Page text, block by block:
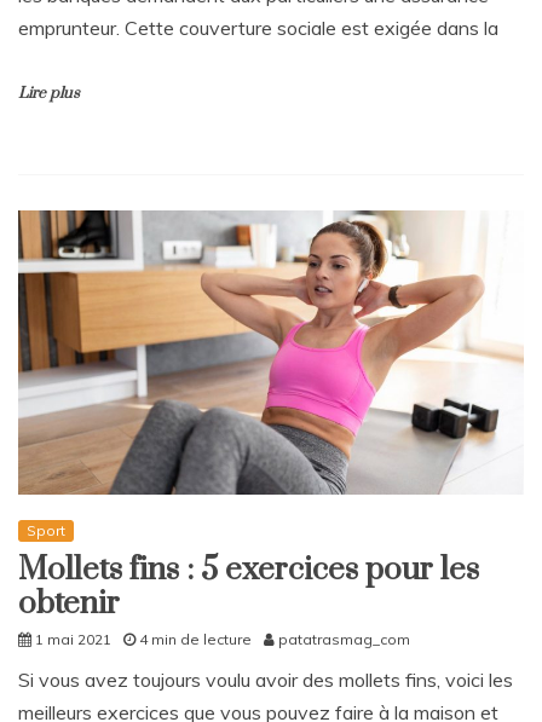
emprunteur. Cette couverture sociale est exigée dans la
Lire plus
Sport
Mollets fins : 5 exercices pour les
obtenir
1 mai 2021 4 min de lecture patatrasmag_com
Si vous avez toujours voulu avoir des mollets fins, voici les
meilleurs exercices que vous pouvez faire à la maison et